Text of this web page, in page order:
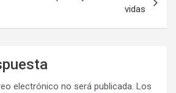
vidas
electrónico no será publicada. Los